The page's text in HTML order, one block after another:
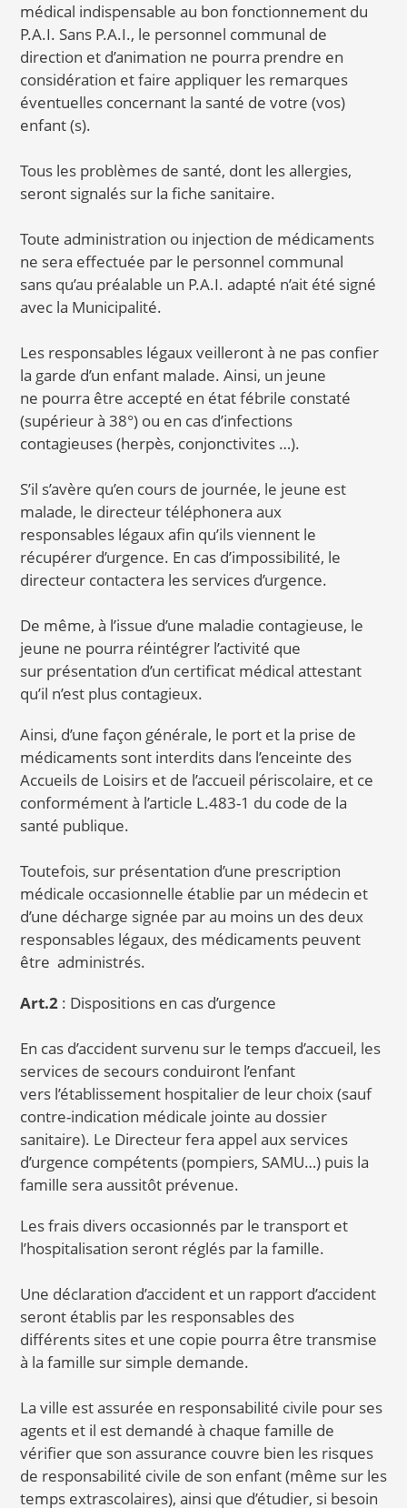
médical indispensable au bon fonctionnement du
P.A.I. Sans P.A.I., le personnel communal de
direction et d’animation ne pourra prendre en
considération et faire appliquer les remarques
éventuelles concernant la santé de votre (vos)
enfant (s).
Tous les problèmes de santé, dont les allergies,
seront signalés sur la fiche sanitaire.
Toute administration ou injection de médicaments
ne sera effectuée par le personnel communal
sans qu’au préalable un P.A.I. adapté n’ait été signé
avec la Municipalité.
Les responsables légaux veilleront à ne pas confier
la garde d’un enfant malade. Ainsi, un jeune
ne pourra être accepté en état fébrile constaté
(supérieur à 38°) ou en cas d’infections
contagieuses (herpès, conjonctivites …).
S’il s’avère qu’en cours de journée, le jeune est
malade, le directeur téléphonera aux
responsables légaux afin qu’ils viennent le
récupérer d’urgence. En cas d’impossibilité, le
directeur contactera les services d’urgence.
De même, à l’issue d’une maladie contagieuse, le
jeune ne pourra réintégrer l’activité que
sur présentation d’un certificat médical attestant
qu’il n’est plus contagieux.
Ainsi, d’une façon générale, le port et la prise de
médicaments sont interdits dans l’enceinte des
Accueils de Loisirs et de l’accueil périscolaire, et ce
conformément à l’article L.483-1 du code de la
santé publique.
Toutefois, sur présentation d’une prescription
médicale occasionnelle établie par un médecin et
d’une décharge signée par au moins un des deux
responsables légaux, des médicaments peuvent
être administrés.
Art.2: Dispositions en cas d’urgence
En cas d’accident survenu sur le temps d’accueil, les
services de secours conduiront l’enfant
vers l’établissement hospitalier de leur choix (sauf
contre-indication médicale jointe au dossier
sanitaire). Le Directeur fera appel aux services
d’urgence compétents (pompiers, SAMU…) puis la
famille sera aussitôt prévenue.
Les frais divers occasionnés par le transport et
l’hospitalisation seront réglés par la famille.
Une déclaration d’accident et un rapport d’accident
seront établis par les responsables des
différents sites et une copie pourra être transmise
à la famille sur simple demande.
La ville est assurée en responsabilité civile pour ses
agents et il est demandé à chaque famille de
vérifier que son assurance couvre bien les risques
de responsabilité civile de son enfant (même sur les
temps extrascolaires), ainsi que d’étudier, si besoin